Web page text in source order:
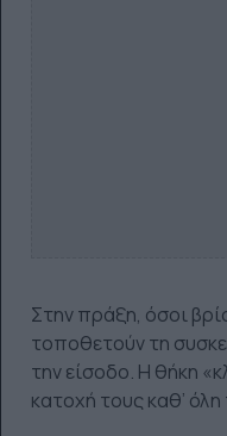
Στην πράξη, όσοι
τοποθετούν τη
την είσοδο. Η θήκη
κατοχή τους καθ’